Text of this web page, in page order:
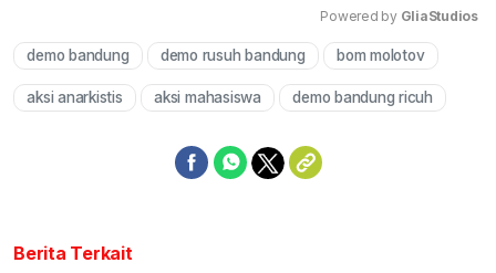
Mute
Powered by GliaStudios
demo bandung demo rusuh bandung bom molotov
aksi anarkistis aksi mahasiswa demo bandung ricuh
Berita Terkait